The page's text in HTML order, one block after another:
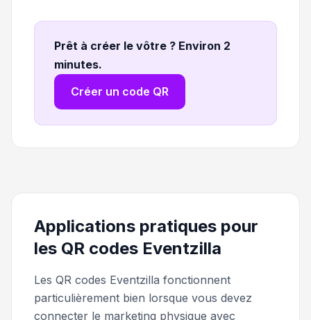
Prêt à créer le vôtre ? Environ 2
minutes.
Créer un code QR
Applications pratiques pour
les QR codes Eventzilla
Les QR codes Eventzilla fonctionnent
particulièrement bien lorsque vous devez
connecter le marketing physique avec